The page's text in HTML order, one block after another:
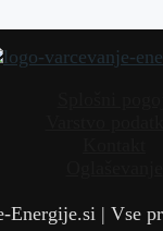
Energije.si | Vse